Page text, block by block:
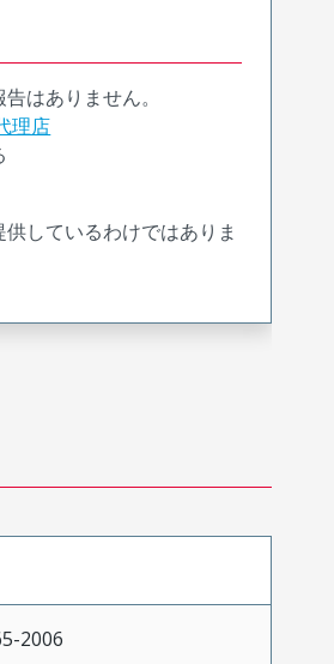
はありません。
理店
しているわけではありま
2006